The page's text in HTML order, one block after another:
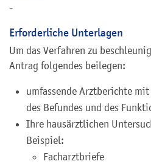
-
Erforderliche Unterlagen
Um das Verfahren zu
Antrag folgendes beilegen:
umfassende Arztberichte
des Befundes und des
Ihre hausärztlichen
Beispiel:
Facharztbriefe